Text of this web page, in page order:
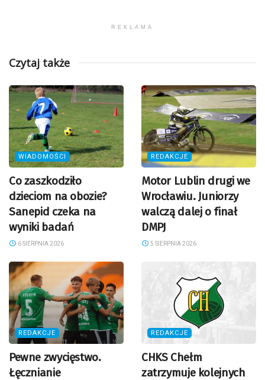
REKLAMA
Czytaj także
WIADOMOŚCI
Co zaszkodziło
dzieciom na obozie?
Sanepid czeka na
wyniki badań
6 SIERPNIA 2026
REDAKCJE
Motor Lublin drugi we
Wrocławiu. Juniorzy
walczą dalej o finał
DMPJ
5 SIERPNIA 2026
REDAKCJE
Pewne zwycięstwo.
Łęcznianie
REDAKCJE
CHKS Chełm
zatrzymuje kolejnych